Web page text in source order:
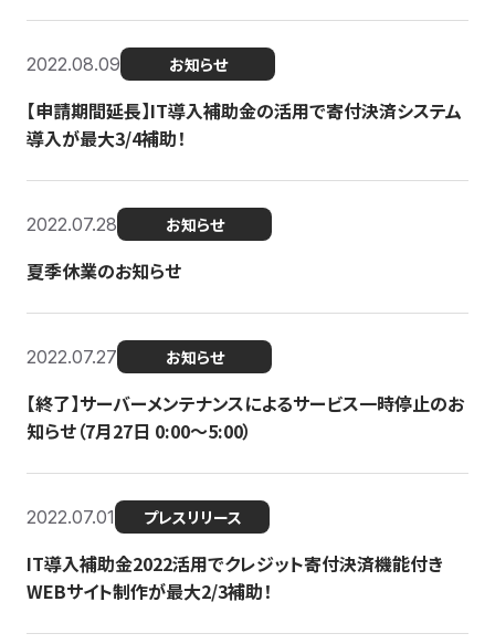
2022.08.09 お知らせ
【申請期間延長】IT導入補助金の活用で寄付決済システム
導入が最大3/4補助！
2022.07.28 お知らせ
夏季休業のお知らせ
2022.07.27 お知らせ
【終了】サーバーメンテナンスによるサービス一時停止のお
知らせ（7月27日 0:00〜5:00）
2022.07.01 プレスリリース
IT導入補助金2022活用でクレジット寄付決済機能付き
WEBサイト制作が最大2/3補助！